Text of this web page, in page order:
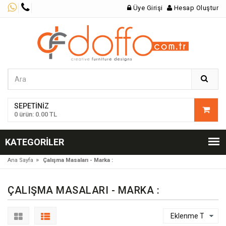
Üye Girişi Hesap Oluştur
SEPETINIZ
0 ürün: 0.00 TL
KATEGORILER
Ana Sayfa » Çalışma Masaları - Marka :
ÇALIŞMA MASALARI - MARKA :